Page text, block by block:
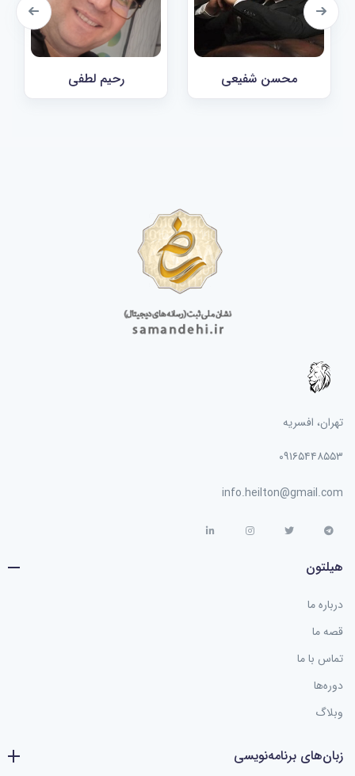
رحیم لطفی محسن شفیعی
تهران، افسریه
۰۹۱۶۵۴۴۸۵۵۳
info.heilton@gmail.com
هیلتون
درباره ما
قصه ما
تماس با ما
دوره‌ها
وبلاگ
زبان‌های برنامه‌نویسی